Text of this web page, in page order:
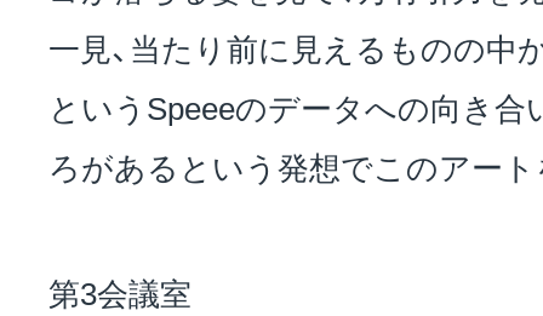
一見、当たり前に見えるものの中
というSpeeeのデータへの向き
ろがあるという発想でこのアー
第3会議室